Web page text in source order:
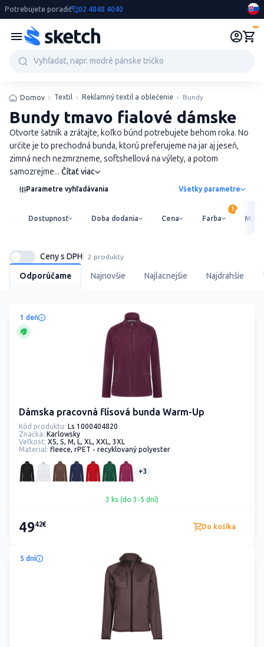
Potrebujete poradiť 02 4848 4040
Domov Textil Reklamný textil a oblečenie Bundy
Bundy tmavo fialové dámske
Otvorte šatník a zrátajte, koľko búnd potrebujete behom roka. No
určite je to prechodná bunda, ktorú preferujeme na jar aj jeseň,
zimná nech nezmrzneme, softshellová na výlety, a potom
samozrejme... Čítať viac
Parametre vyhľadávania Všetky parametre
Dostupnosť Doba dodania Cena Farba
Odporúčame Najnovšie Najlacnejšie Najdrahšie
Ceny s DPH 2 produkty
1 deň
Dámska pracovná flísová bunda Warm-Up
Kód produktu: Ls 1000404820
Značka: Karlowsky
Veľkosť: XS, S, M, L, XL, XXL, 3XL
Material: fleece, rPET - recyklovaný polyester
+3
3 ks (do 3-5 dní)
4942€ Do košíka
5 dní